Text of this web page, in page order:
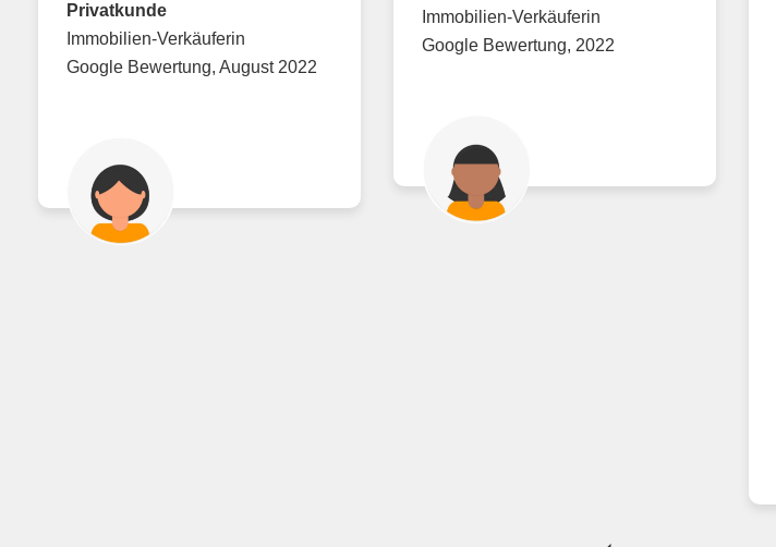
Privatkunde
Immobilien-Verkäuferin
Google Bewertung, August 2022
Immobilien-Verkäuferin
Google Bewertung, 2022